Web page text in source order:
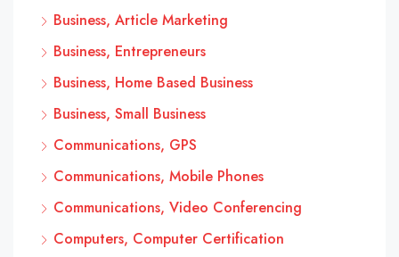
Business, Article Marketing
Business, Entrepreneurs
Business, Home Based Business
Business, Small Business
Communications, GPS
Communications, Mobile Phones
Communications, Video Conferencing
Computers, Computer Certification